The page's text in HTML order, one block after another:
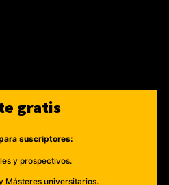
gratis
suscriptores:
y prospectivos.
Másteres universitarios.